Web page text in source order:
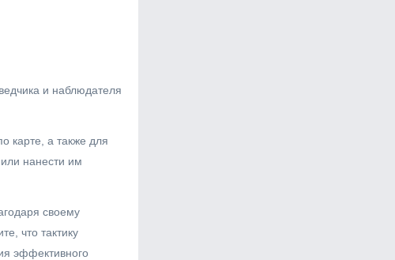
и наблюдателя
карте, а также для
нанести им
своему
что тактику
эффективного